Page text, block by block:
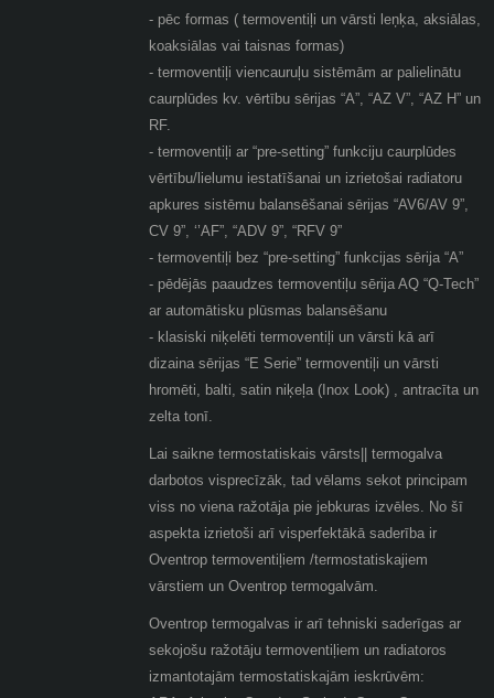
- pēc formas ( termoventiļi un vārsti leņķa, aksiālas,
koaksiālas vai taisnas formas)
- termoventiļi viencauruļu sistēmām ar palielinātu
caurplūdes kv. vērtību sērijas “A”, “AZ V”, “AZ H” un
RF.
- termoventiļi ar “pre-setting” funkciju caurplūdes
vērtību/lielumu iestatīšanai un izrietošai radiatoru
apkures sistēmu balansēšanai sērijas “AV6/AV 9”,
CV 9”, ‘’AF”, “ADV 9”, “RFV 9”
- termoventiļi bez “pre-setting” funkcijas sērija “A”
- pēdējās paaudzes termoventiļu sērija AQ “Q-Tech”
ar automātisku plūsmas balansēšanu
- klasiski niķelēti termoventiļi un vārsti kā arī
dizaina sērijas “E Serie” termoventiļi un vārsti
hromēti, balti, satin niķeļa (Inox Look) , antracīta un
zelta tonī.
Lai saikne termostatiskais vārsts|| termogalva
darbotos visprecīzāk, tad vēlams sekot principam
viss no viena ražotāja pie jebkuras izvēles. No šī
aspekta izrietoši arī visperfektākā saderība ir
Oventrop termoventiļiem /termostatiskajiem
vārstiem un Oventrop termogalvām.
Oventrop termogalvas ir arī tehniski saderīgas ar
sekojošu ražotāju termoventiļiem un radiatoros
izmantotajām termostatiskajām ieskrūvēm: